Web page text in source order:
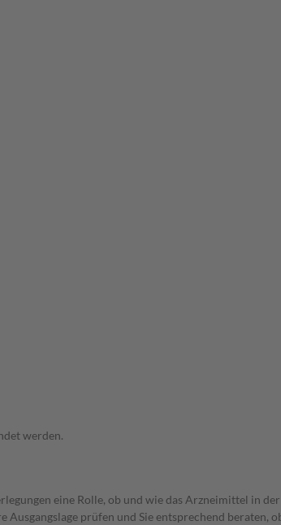
werden.
eine Rolle, ob und wie das Arzneimittel in
prüfen und Sie entsprechend beraten,